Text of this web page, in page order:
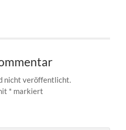
nicht veröffentlicht.
* markiert